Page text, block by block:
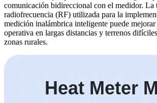
comunicación bidireccional con el medidor. La
radiofrecuencia (RF) utilizada para la
medición inalámbrica inteligente puede
operativa en largas distancias y terrenos
zonas rurales.